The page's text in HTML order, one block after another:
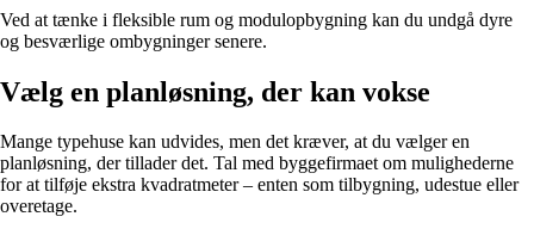
Ved at tænke i fleksible rum og modulopbygning kan du undgå dyre
og besværlige ombygninger senere.
Vælg en planløsning, der kan vokse
Mange typehuse kan udvides, men det kræver, at du vælger en
planløsning, der tillader det. Tal med byggefirmaet om mulighederne
for at tilføje ekstra kvadratmeter – enten som tilbygning, udestue eller
overetage.